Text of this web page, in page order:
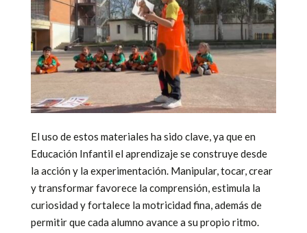
El uso de estos materiales ha sido clave, ya que en
Educación Infantil el aprendizaje se construye desde
la acción y la experimentación. Manipular, tocar, crear
y transformar favorece la comprensión, estimula la
curiosidad y fortalece la motricidad fina, además de
permitir que cada alumno avance a su propio ritmo.